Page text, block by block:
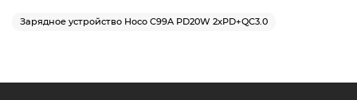
Зарядное устройство Hoco C99A PD20W 2xPD+QC3.0